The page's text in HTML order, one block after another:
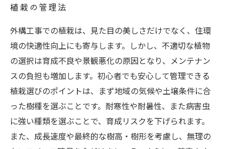
植栽の管理法
外構工事での植栽は、見た目の美しさだけでなく、住環
境の快適性向上にも寄与します。しかし、不適切な植物
の選択は育成不良や景観悪化の原因となり、メンテナン
スの負担も増加します。初心者でも安心して管理できる
植栽選びのポイントは、まず地域の気候や土壌条件に合
った樹種を選ぶことです。耐寒性や耐暑性、また病害虫
に強い種類を選ぶことで、育成リスクを下げられます。
また、成長速度や最終的な樹高・樹形を考慮し、無理の